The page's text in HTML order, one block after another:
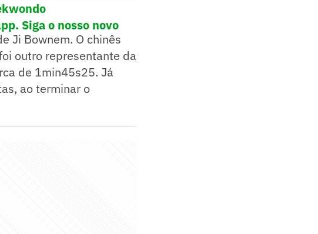
Siga o nosso novo
Ji Bownem. O chinês
outro representante da
de 1min45s25. Já
ao terminar o